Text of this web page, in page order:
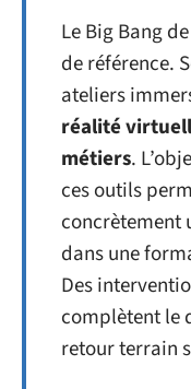
Le Big Bang
de référence.
ateliers
réalité
métiers.
ces outils
concrètement
dans une
Des
complètent le
retour terrain